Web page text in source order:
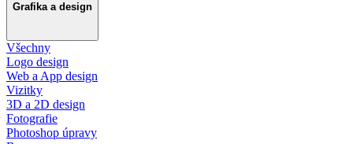
Grafika a design
Všechny
Logo design
Web a App design
Vizitky
3D a 2D design
Fotografie
Photoshop úpravy